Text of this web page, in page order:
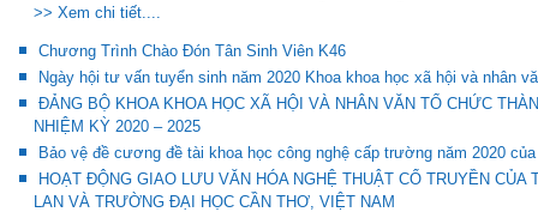
>> Xem chi tiết....
Chương Trình Chào Đón Tân Sinh Viên K46
Ngày hội tư vấn tuyển sinh năm 2020 Khoa khoa học xã hội và nhân
ĐẢNG BỘ KHOA KHOA HỌC XÃ HỘI VÀ NHÂN VĂN TỔ CHỨC
NHIỆM KỲ 2020 – 2025
Bảo vệ đề cương đề tài khoa học công nghệ cấp trường năm 2020
HOẠT ĐỘNG GIAO LƯU VĂN HÓA NGHỆ THUẬT CỔ TRUYỀN
LAN VÀ TRƯỜNG ĐẠI HỌC CẦN THƠ, VIỆT NAM